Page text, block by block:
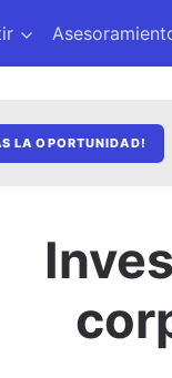
LA OPORTUNIDAD!